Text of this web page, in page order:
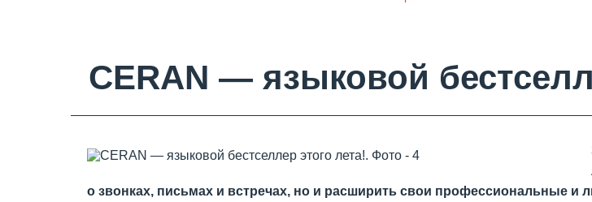
CERAN — языковой
о звонках, письмах и встречах, но и расширить свои профессиональные